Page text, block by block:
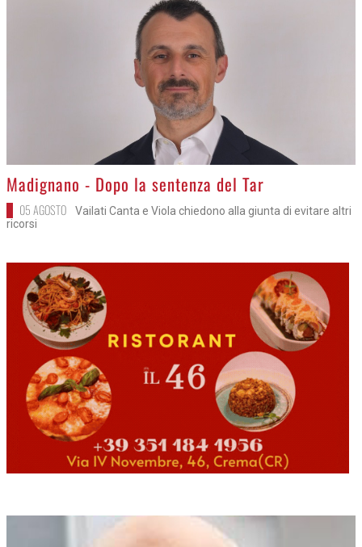
>Madignano - Dopo la sentenza del Tar
05 AGOSTO
Vailati Canta e Viola chiedono alla giunta di evitare altri
ricorsi